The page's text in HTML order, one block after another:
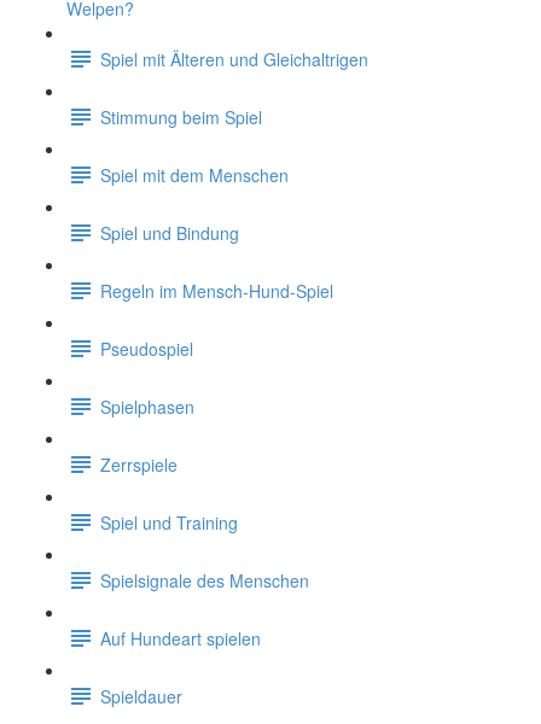
Welpen?
Spiel mit Älteren und Gleichaltrigen
Stimmung beim Spiel
Spiel mit dem Menschen
Spiel und Bindung
Regeln im Mensch-Hund-Spiel
Pseudospiel
Spielphasen
Zerrspiele
Spiel und Training
Spielsignale des Menschen
Auf Hundeart spielen
Spieldauer